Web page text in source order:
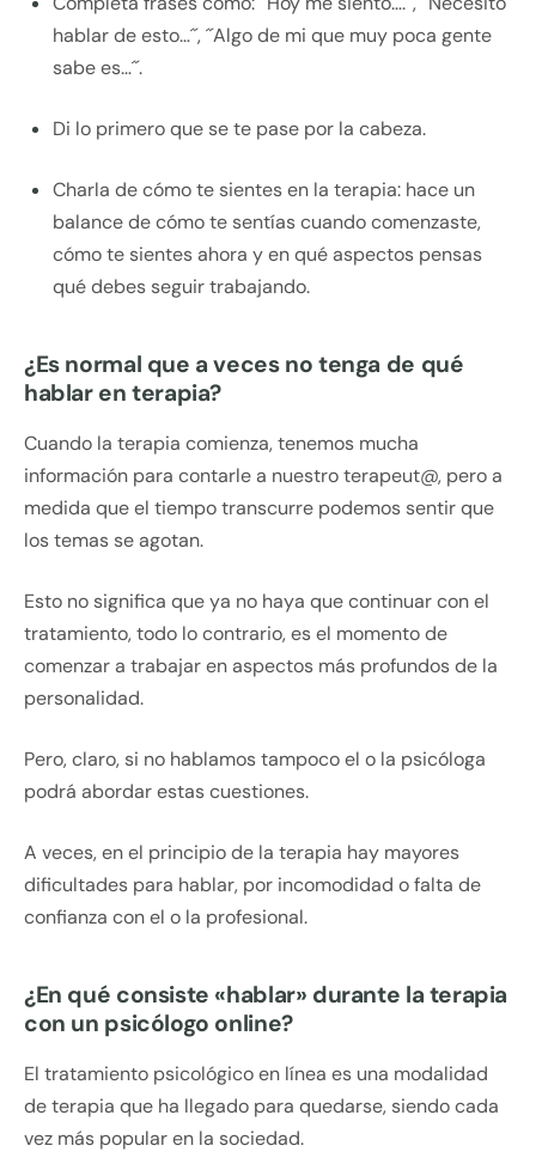
hablar de esto…´´, ´´Algo de mi que muy poca gente
sabe es…´´.
Di lo primero que se te pase por la cabeza.
Charla de cómo te sientes en la terapia: hace un
balance de cómo te sentías cuando comenzaste,
cómo te sientes ahora y en qué aspectos pensas
qué debes seguir trabajando.
¿Es normal que a veces no tenga de qué
hablar en terapia?
Cuando la terapia comienza, tenemos mucha
información para contarle a nuestro terapeut@, pero a
medida que el tiempo transcurre podemos sentir que
los temas se agotan.
Esto no significa que ya no haya que continuar con el
tratamiento, todo lo contrario, es el momento de
comenzar a trabajar en aspectos más profundos de la
personalidad.
Pero, claro, si no hablamos tampoco el o la psicóloga
podrá abordar estas cuestiones.
A veces, en el principio de la terapia hay mayores
dificultades para hablar, por incomodidad o falta de
confianza con el o la profesional.
¿En qué consiste «hablar» durante la terapia
con un psicólogo online?
El tratamiento psicológico en línea es una modalidad
de terapia que ha llegado para quedarse, siendo cada
vez más popular en la sociedad.